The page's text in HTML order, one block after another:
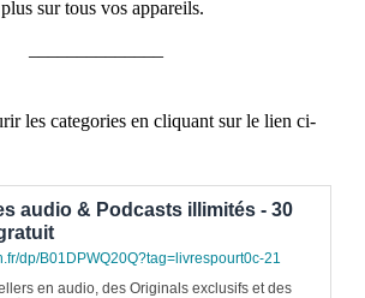
sur tous vos appareils.
les categories en cliquant sur le lien ci-
audio & Podcasts illimités - 30
dp/B01DPWQ20Q?tag=livrespourt0c-21
en audio, des Originals exclusifs et des